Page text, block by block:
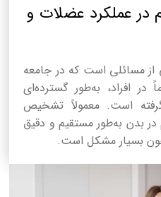
در عملکرد عضلات و
از مسائلی است که در جامعه
در افراد، به‌طور گسترده‌ای
است. معمولاً تشخیص
در بدن به‌طور مستقیم و دقیق
بسیار مشکل است.